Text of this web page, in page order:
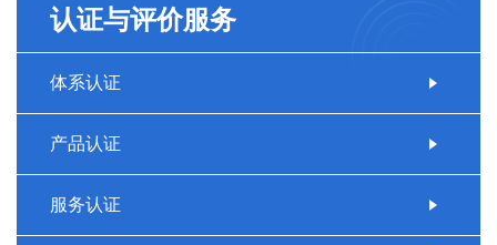
认证与评价服务
体系认证
产品认证
服务认证